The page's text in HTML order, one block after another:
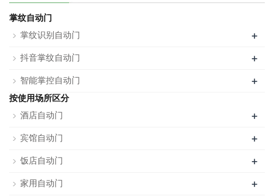
掌纹自动门
掌纹识别自动门
+
抖音掌纹自动门 +
智能掌控自动门 +
按使用场所区分
酒店自动门
+
宾馆自动门 +
饭店自动门 +
家用自动门 +